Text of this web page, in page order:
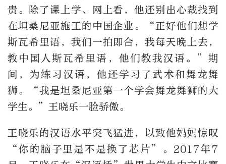
贵。除了课上学、网上看，他还别出心裁找到
在坦桑尼亚施工的中国企业。“正好他们想学
斯瓦希里语，我们一拍即合，我每天晚上去，
教中国人斯瓦希里语，他们教我汉语。”期
间，为练习汉语，他还学习了武术和舞龙舞
狮。“我是坦桑尼亚第一个学会舞龙舞狮的大
学生。”王晓乐一脸骄傲。
王晓乐的汉语水平突飞猛进，以致他妈妈惊叹
“你的脑子里是不是换了芯片”。2017年7